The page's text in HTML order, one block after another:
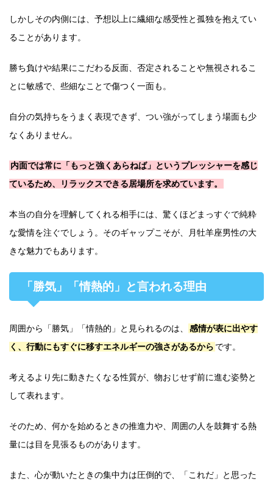
しかしその内側には、予想以上に繊細な感受性と孤独を抱えてい
ることがあります。
勝ち負けや結果にこだわる反面、否定されることや無視されるこ
とに敏感で、些細なことで傷つく一面も。
自分の気持ちをうまく表現できず、つい強がってしまう場面も少
なくありません。
内面では常に「もっと強くあらねば」というプレッシャーを感じ
ているため、リラックスできる居場所を求めています。
本当の自分を理解してくれる相手には、驚くほどまっすぐで純粋
な愛情を注ぐでしょう。そのギャップこそが、月牡羊座男性の大
きな魅力でもあります。
「勝気」「情熱的」と言われる理由
周囲から「勝気」「情熱的」と見られるのは、
感情が表に出やす
く、行動にもすぐに移すエネルギーの強さがあるから です。
考えるより先に動きたくなる性質が、物おじせず前に進む姿勢と
して表れます。
そのため、何かを始めるときの推進力や、周囲の人を鼓舞する熱
量には目を見張るものがあります。
また、心が動いたときの集中力は圧倒的で、「これだ」と思った